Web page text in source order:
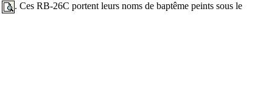
. Ces RB-26C portent leurs noms de baptême peints sous le